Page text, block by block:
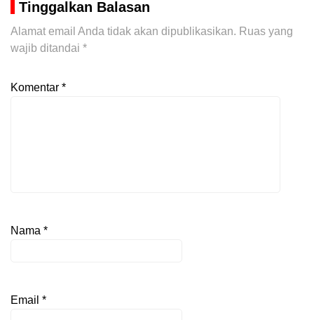
Tinggalkan Balasan
Alamat email Anda tidak akan dipublikasikan. Ruas yang
wajib ditandai *
Komentar *
Nama *
Email *